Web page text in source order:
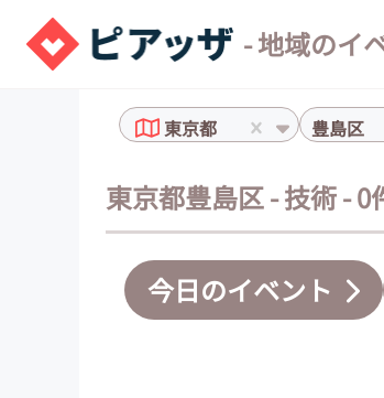
- 地域のイ
東京都 豊島区
東京都豊島区 - 技術 - 0
今日のイベント